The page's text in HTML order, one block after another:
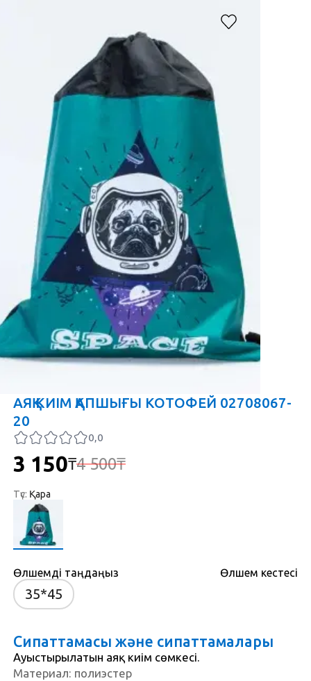
АЯҚ КИІМ ҚАПШЫҒЫ КОТОФЕЙ 02708067-
20
0,0
3 150₸4 500₸
Түс: Қара
Өлшемді таңдаңыз Өлшем кестесі
35*45
Сипаттамасы және сипаттамалары
Ауыстырылатын аяқ киім сөмкесі.
Материал: полиэстер